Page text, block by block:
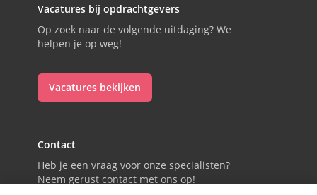
Contact
Heb je een vraag voor onze specialisten?
Neem gerust contact met ons op!
Vacatures bij opdrachtgevers
Op zoek naar de volgende uitdaging? We
helpen je op weg!
Vacatures bekijken